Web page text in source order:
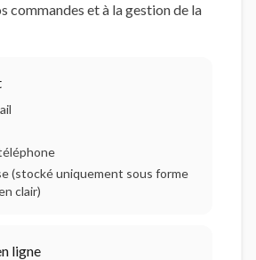
commandes et à la gestion de la
(stocké uniquement sous forme
clair)
ligne